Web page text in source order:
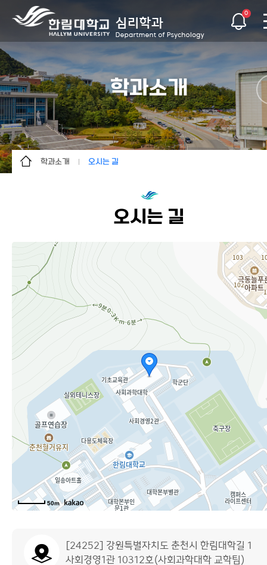
0
학과소개
학과소개
학생활동
대학원
이용안내
오시는 길
교육목표
연혁
오시는 길
오시는 길
50m
[24252] 강원특별자치도 춘천시 한림대학길 1
사회경영1관 10312호(사회과학대학 교학팀)